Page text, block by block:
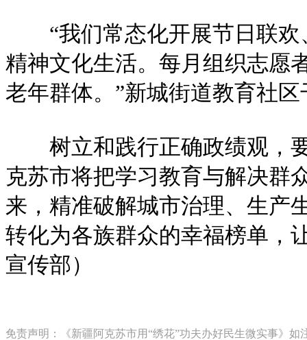
“我们常态化开展节日联欢
精神文化生活。每月组织志愿
老年群体。”新城街道教育社
树立和践行正确政绩观，要
克苏市将把学习教育与解决群
来，精准破解城市治理、生产
转化为各族群众的幸福榜单，
宣传部）
免责声明：《新疆阿克苏市用“绣花”功夫办好民生微实事》